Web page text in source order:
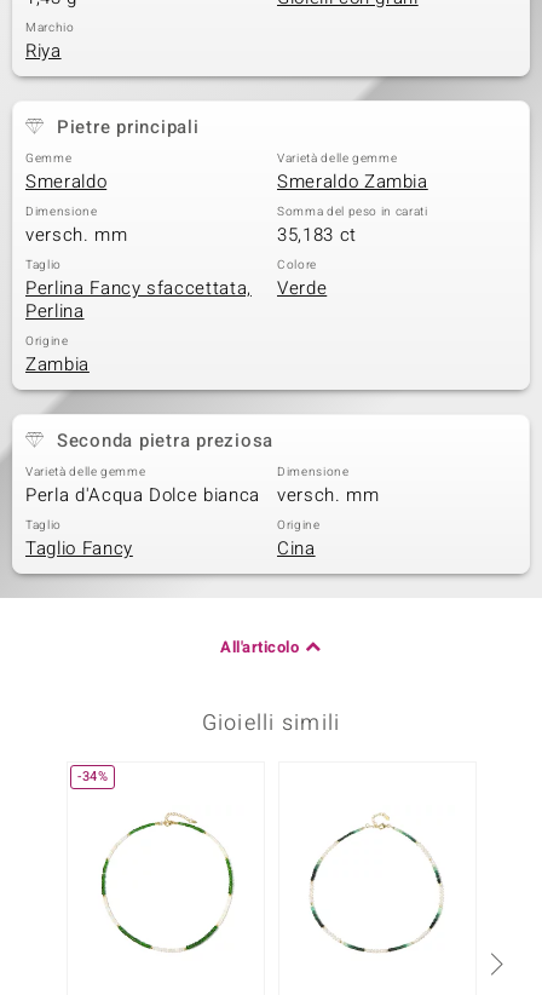
Marchio
Riya
Pietre principali
Gemme
Smeraldo
Varietà delle gemme
Smeraldo Zambia
Dimensione
versch. mm
Somma del peso in carati
35,183 ct
Taglio
Perlina Fancy sfaccettata,
Perlina
Colore
Verde
Origine
Zambia
Seconda pietra preziosa
Varietà delle gemme
Perla d'Acqua Dolce bianca
Dimensione
versch. mm
Taglio
Taglio Fancy
Origine
Cina
All'articolo
Gioielli simili
-34%